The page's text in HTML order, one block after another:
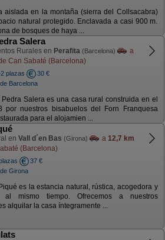
aislada en la montaña (sierra del Collsacabra)
natural protegido. Enclavada a casi 900 m.
de bosques de haya ...
Salera
Rurales en Perafita (Barcelona)
a
Can Sabaté (Barcelona)
plazas
30 €
Barcelona
Pedra Salera es una casa rural construida en el
por nuestros bisabuelos del Forn Franquesa
para el alojamien ...
en Vall d´en Bas (Girona) a 12,7 km
(Barcelona)
37 €
Girona
es la estancia natural, rústica, acogedora y
al mismo tiempo. Ofrecemos a nuestros
alquilar la casa íntegramente ...